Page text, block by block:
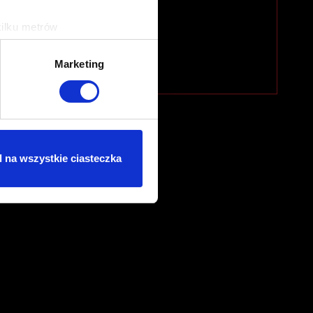
metrów
(fingerprinting, czyli
preferencje wsekcji
chwili.
i analizować
społecznościowym,
od Ciebie lub
Marketing
na wszystkie ciasteczka